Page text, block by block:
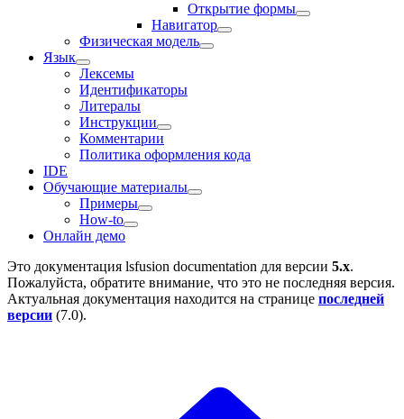
Открытие формы
Навигатор
Физическая модель
Язык
Лексемы
Идентификаторы
Литералы
Инструкции
Комментарии
Политика оформления кода
IDE
Обучающие материалы
Примеры
How-to
Онлайн демо
Это документация lsfusion documentation для версии 5.x.
Пожалуйста, обратите внимание, что это не последняя версия.
Актуальная документация находится на странице последней
версии (7.0).